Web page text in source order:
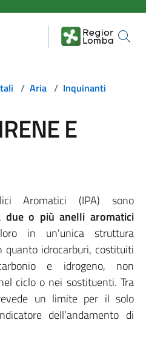
/ Aria / Inquinanti
E
Aromatici (IPA) sono
due o più anelli aromatici
in un'unica struttura
quanto idrocarburi, costituiti
e idrogeno, non
ciclo o nei sostituenti. Tra
un limite per il solo
dell’andamento di